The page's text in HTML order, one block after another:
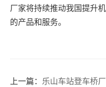
厂家将持续推动我国提升
的产品和服务。
上一篇： 乐山车站登车桥